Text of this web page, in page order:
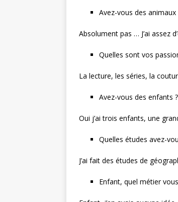
Avez-vous des
Absolument pas … J’ai assez
Quelles sont vos
La lecture, les séries, la
Avez-vous des enfants ?
Oui j’ai trois enfants, une
Quelles études avez-
J’ai fait des études de
Enfant, quel métier